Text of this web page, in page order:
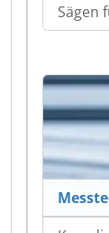
Sägen